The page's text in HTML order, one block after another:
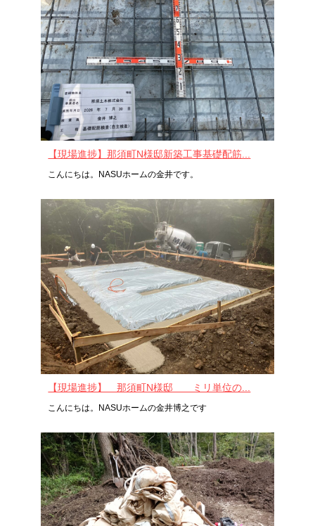
【現場進捗】那須町N様邸新築工事基礎配筋...
こんにちは。NASUホームの金井です。
【現場進捗】 那須町N様邸 ミリ単位の...
こんにちは。NASUホームの金井博之です